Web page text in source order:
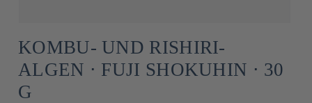
KOMBU- UND RISHIRI-
ALGEN ⋅ FUJI SHOKUHIN ⋅ 30
G